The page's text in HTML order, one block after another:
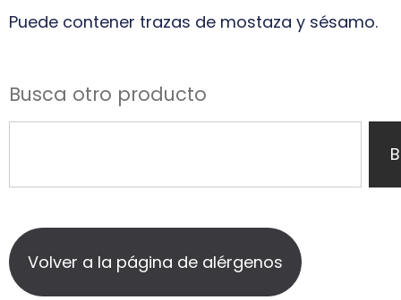
Puede contener trazas de mostaza y sésamo.
Busca otro producto
Volver a la página de alérgenos